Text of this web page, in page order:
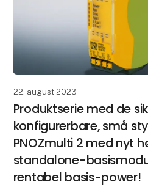
22. august 2023
Produktserie med de
konfigurerbare, små
PNOZmulti 2 med nyt
standalone-
rentabel basis-power!